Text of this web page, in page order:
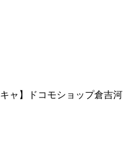
ャ】ドコモショップ倉吉河